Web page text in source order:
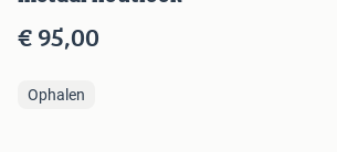
€ 95,00
Ophalen